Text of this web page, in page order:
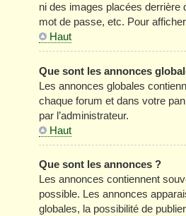
ni des images placées derrière
mot de passe, etc. Pour
Haut
Que sont les annonces
Les annonces globales
chaque forum et dans votre
par l’administrateur.
Haut
Que sont les annonces ?
Les annonces contiennent
possible. Les annonces
globales, la possibilité de